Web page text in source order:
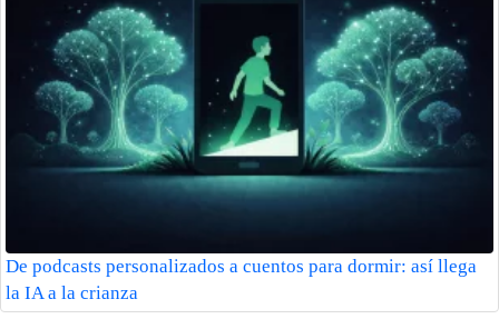
De podcasts personalizados a cuentos para dormir: así llega
la IA a la crianza